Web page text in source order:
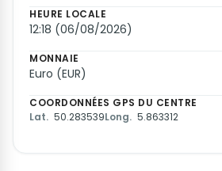
HEURE LOCALE
12:18 (06/08/2026)
MONNAIE
Euro (EUR)
COORDONNÉES GPS DU CENTRE
Lat. 50.283539Long. 5.863312